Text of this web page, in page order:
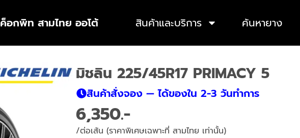
ค็อกพิท สามไทย ออโต้ สินค้าและบริการ ค้นหายาง
มิชลิน 225/45R17 PRIMACY 5
สินค้าสั่งจอง — ได้ของใน 2-3 วันทำการ
6,350
/ต่อเส้น (ราคาพิเศษเฉพาะที่ สามไทย เท่านั้น)